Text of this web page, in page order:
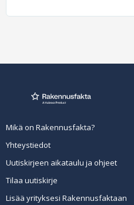
Mikä on Rakennusfakta?
Yhteystiedot
Uutiskirjeen aikataulu ja ohjeet
Tilaa uutiskirje
Lisää yrityksesi Rakennusfaktaan